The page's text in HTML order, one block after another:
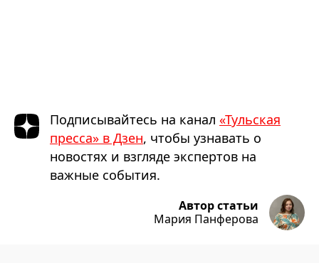
Подписывайтесь на канал «Тульская
пресса» в Дзен, чтобы узнавать о
новостях и взгляде экспертов на
важные события.
Автор статьи
Мария Панферова